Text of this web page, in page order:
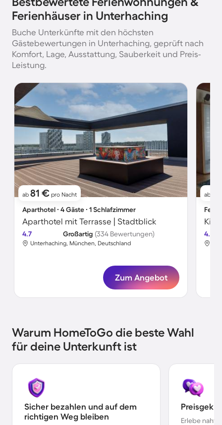
Ferienhäuser in Unterhaching
Buche Unterkünfte mit den höchsten
Gästebewertungen in Unterhaching, geprüft nach
Komfort, Lage, Ausstattung, Sauberkeit und Preis-
Leistung.
ab 81 € pro Nacht
Aparthotel ∙ 4 Gäste ∙ 1 Schlafzimmer
Aparthotel mit Terrasse | Stadtblick
4.7 Großartig (334 Bewertungen)
Unterhaching, München, Deutschland
Zum Angebot
ab
4.8
Warum HomeToGo die beste Wahl
für deine Unterkunft ist
Sicher bezahlen und auf dem
richtigen Weg bleiben
Erlebe